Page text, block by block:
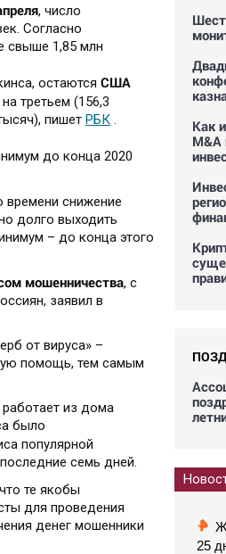
, число
Согласно
свыше 1,85 млн
остаются США
третьем (156,3
пишет РБК .
до конца 2020
времени снижение
долго выходить
– до конца этого
мошенничества, с
заявил в
от вируса» –
помощь, тем самым
из дома
было
популярной
семь дней.
те якобы
для проведения
денег мошенники
Как
M&A
25